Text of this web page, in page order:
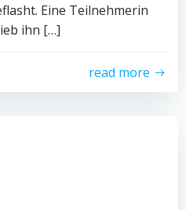
Eine Teilnehmerin
ihn […]
read more